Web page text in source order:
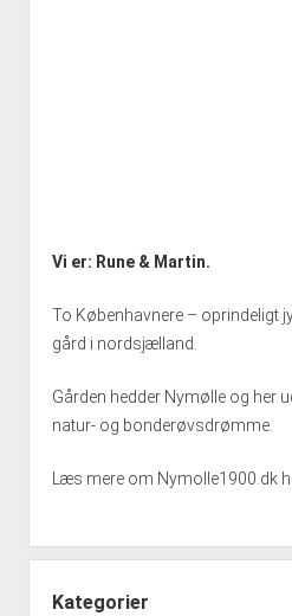
Vi er: Rune & Martin.
To Københavnere – oprindeligt
gård i nordsjælland.
Gården hedder Nymølle og her
natur- og bonderøvsdrømme.
Læs mere om Nymolle1900.dk
Kategorier